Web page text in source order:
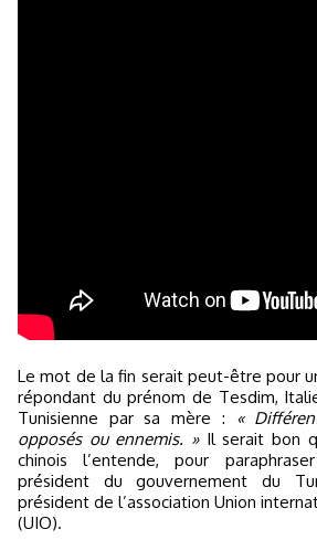
Le mot de la fin serait peut-être pour une des manifestantes
répondant du prénom de Tesdim,
Tunisienne par sa mère :
«
opposés ou ennemis. »Il serait bon
chinois l’entende, pour
président du gouvernement du
président de l’association Union
(UIO).